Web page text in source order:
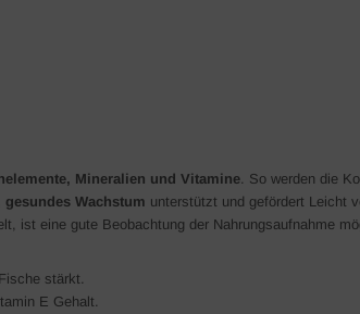
Mineralien und Vitamine. So werden die
Wachstum unterstützt und gefördert Leicht
ist eine gute Beobachtung der Nahrungsaufnahme
stärkt.
E Gehalt.